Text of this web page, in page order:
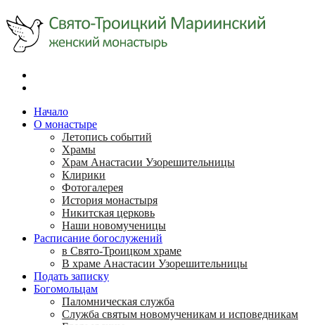
Начало
О монастыре
Летопись событий
Храмы
Храм Анастасии Узорешительницы
Клирики
Фотогалерея
История монастыря
Никитская церковь
Наши новомученицы
Расписание богослужений
в Свято-Троицком храме
В храме Анастасии Узорешительницы
Подать записку
Богомольцам
Паломническая служба
Служба святым новомученикам и исповедникам